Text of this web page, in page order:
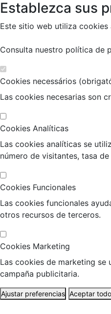
Establezca sus
Este sitio web utiliza cookies
Consulta nuestro política de
Cookies necessários
Las cookies necesarias son
Cookies Analíticas
Las cookies analíticas se
número de visitantes, tasa
Cookies Funcionales
Las cookies funcionales
otros recursos de terceros.
Cookies Marketing
Las cookies de marketing se
campaña publicitaria.
Ajustar preferencias Aceptar todo